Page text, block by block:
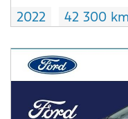
2022
42 300 km